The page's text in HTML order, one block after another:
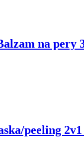
na pery
peeling 2v1